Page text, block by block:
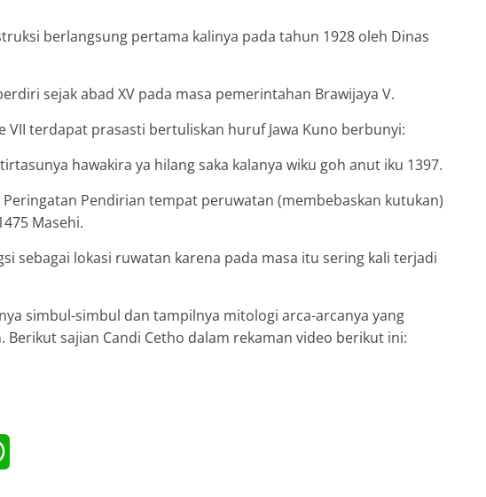
berlangsung pertama kalinya pada tahun 1928 oleh Dinas
sejak abad XV pada masa pemerintahan Brawijaya V.
VII terdapat prasasti bertuliskan huruf Jawa Kuno berbunyi:
hawakira ya hilang saka kalanya wiku goh anut iku 1397.
Pendirian tempat peruwatan (membebaskan kutukan)
Masehi.
sebagai lokasi ruwatan karena pada masa itu sering kali terjadi
simbul-simbul dan tampilnya mitologi arca-arcanya yang
Berikut sajian Candi Cetho dalam rekaman video berikut ini: